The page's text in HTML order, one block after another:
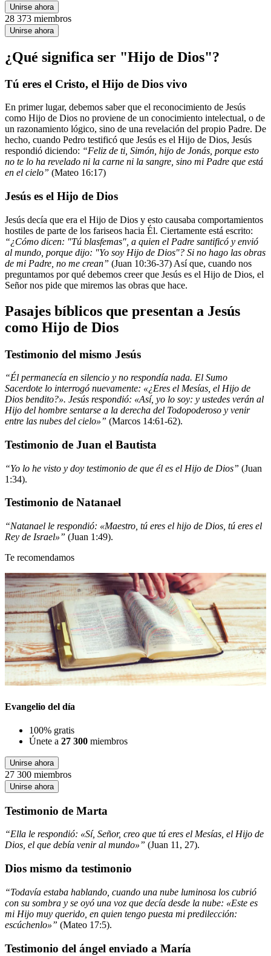
Unirse ahora
28 373 miembros
Unirse ahora
¿Qué significa ser "Hijo de Dios"?
Tú eres el Cristo, el Hijo de Dios vivo
En primer lugar, debemos saber que el reconocimiento de Jesús
como Hijo de Dios no proviene de un conocimiento intelectual, o de
un razonamiento lógico, sino de una revelación del propio Padre. De
hecho, cuando Pedro testificó que Jesús es el Hijo de Dios, Jesús
respondió diciendo: “Feliz de ti, Simón, hijo de Jonás, porque esto
no te lo ha revelado ni la carne ni la sangre, sino mi Padre que está
en el cielo” (Mateo 16:17)
Jesús es el Hijo de Dios
Jesús decía que era el Hijo de Dios y esto causaba comportamientos
hostiles de parte de los fariseos hacia Él. Ciertamente está escrito:
“¿Cómo dicen: "Tú blasfemas", a quien el Padre santificó y envió
al mundo, porque dijo: "Yo soy Hijo de Dios"? Si no hago las obras
de mi Padre, no me crean” (Juan 10:36-37) Así que, cuando nos
preguntamos por qué debemos creer que Jesús es el Hijo de Dios, el
Señor nos pide que miremos las obras que hace.
Pasajes bíblicos que presentan a Jesús
como Hijo de Dios
Testimonio del mismo Jesús
“Él permanecía en silencio y no respondía nada. El Sumo
Sacerdote lo interrogó nuevamente: «¿Eres el Mesías, el Hijo de
Dios bendito?». Jesús respondió: «Así, yo lo soy: y ustedes verán al
Hijo del hombre sentarse a la derecha del Todopoderoso y venir
entre las nubes del cielo»” (Marcos 14:61-62).
Testimonio de Juan el Bautista
“Yo lo he visto y doy testimonio de que él es el Hijo de Dios” (Juan
1:34).
Testimonio de Natanael
“Natanael le respondió: «Maestro, tú eres el hijo de Dios, tú eres el
Rey de Israel»” (Juan 1:49).
Te recomendamos
Evangelio del día
100% gratis
Únete a 27 300 miembros
Unirse ahora
27 300 miembros
Unirse ahora
Testimonio de Marta
“Ella le respondió: «Sí, Señor, creo que tú eres el Mesías, el Hijo de
Dios, el que debía venir al mundo»” (Juan 11, 27).
Dios mismo da testimonio
“Todavía estaba hablando, cuando una nube luminosa los cubrió
con su sombra y se oyó una voz que decía desde la nube: «Este es
mi Hijo muy querido, en quien tengo puesta mi predilección:
escúchenlo»” (Mateo 17:5).
Testimonio del ángel enviado a María